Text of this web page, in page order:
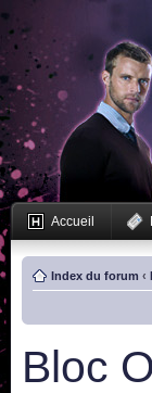
Accueil
Index du forum ‹
Bloc